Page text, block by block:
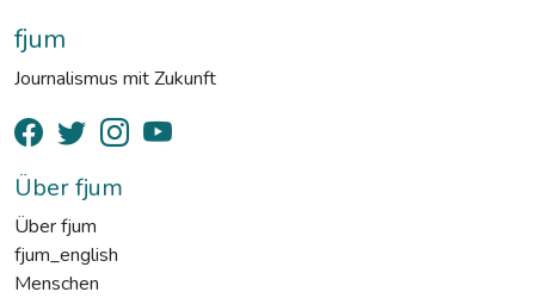
fjum
Journalismus mit Zukunft
Über fjum
Über fjum
fjum_english
Menschen